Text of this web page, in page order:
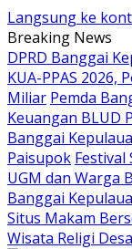
Langsung ke
Breaking News
DPRD Banggai
KUA-PPAS 2026,
Miliar Pemda
Keuangan BLUD
Banggai
Paisupok Festival
UGM dan Warga
Banggai
Situs Makam
Wisata Religi